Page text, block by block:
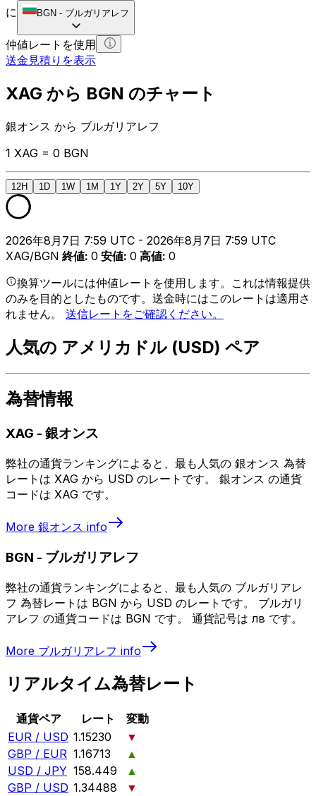
に
BGN - ブルガリアレフ
仲値レートを使用
送金見積りを表示
XAG から BGN のチャート
銀オンス から ブルガリアレフ
1 XAG = 0 BGN
12H 1D 1W 1M 1Y 2Y 5Y 10Y
2026年8月7日 7:59 UTC - 2026年8月7日 7:59 UTC
XAG/BGN 終値: 0 安値: 0 高値: 0
換算ツールには仲値レートを使用します。これは情報提供
のみを目的としたものです。送金時にはこのレートは適用さ
れません。 送信レートをご確認ください。
人気の アメリカドル (USD) ペア
為替情報
XAG - 銀オンス
弊社の通貨ランキングによると、最も人気の 銀オンス 為替
レートは XAG から USD のレートです。 銀オンス の通貨
コードは XAG です。
More 銀オンス info
BGN - ブルガリアレフ
弊社の通貨ランキングによると、最も人気の ブルガリアレ
フ 為替レートは BGN から USD のレートです。 ブルガリ
アレフ の通貨コードは BGN です。 通貨記号は лв です。
More ブルガリアレフ info
リアルタイム為替レート
通貨ペア レート
変動
EUR / USD 1.15230
▼
GBP / EUR 1.16713
▲
USD / JPY 158.449
▲
GBP / USD 1.34488
▼